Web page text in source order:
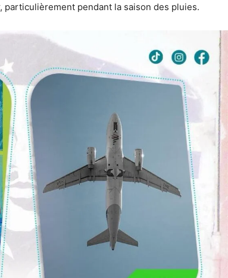
pendant la saison des pluies.